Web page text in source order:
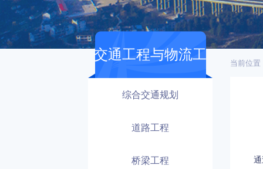
交通工程与物流工
程
综合交通规划
道路工程
桥梁工程
当前位